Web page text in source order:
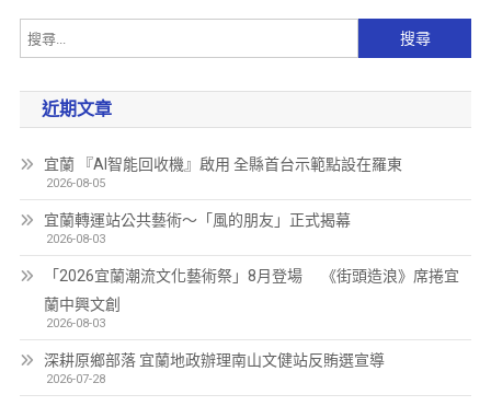
近期文章
宜蘭 『AI智能回收機』啟用 全縣首台示範點設在羅東
2026-08-05
宜蘭轉運站公共藝術～「風的朋友」正式揭幕
2026-08-03
「2026宜蘭潮流文化藝術祭」8月登場 《街頭造浪》席捲宜
蘭中興文創
2026-08-03
深耕原鄉部落 宜蘭地政辦理南山文健站反賄選宣導
2026-07-28